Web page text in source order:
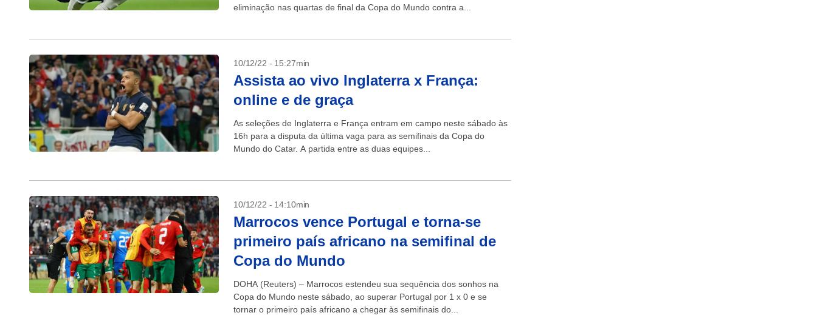
eliminação nas quartas de final da Copa do Mundo contra a...
10/12/22 - 15:27min
Assista ao vivo Inglaterra x França:
online e de graça
As seleções de Inglaterra e França entram em campo neste sábado às
16h para a disputa da última vaga para as semifinais da Copa do
Mundo do Catar. A partida entre as duas equipes...
10/12/22 - 14:10min
Marrocos vence Portugal e torna-se
primeiro país africano na semifinal de
Copa do Mundo
DOHA (Reuters) – Marrocos estendeu sua sequência dos sonhos na
Copa do Mundo neste sábado, ao superar Portugal por 1 x 0 e se
tornar o primeiro país africano a chegar às semifinais do...